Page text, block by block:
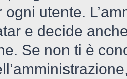
ogni utente.
e decide
Se non ti è